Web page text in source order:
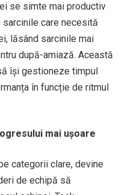
se simte mai productiv
care necesită
lăsând sarcinile mai
după-amiază. Această
își gestioneze timpul
în funcție de ritmul
mai ușoare
categorii clare, devine
de echipă să